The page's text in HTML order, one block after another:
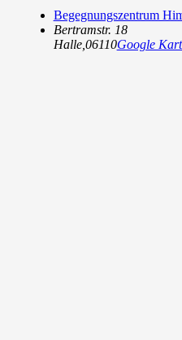
Begegnungszentrum
Bertramstr. 18
Halle, 06110Google